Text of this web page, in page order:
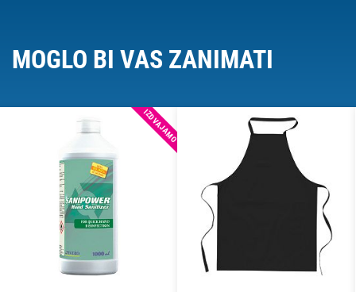
MOGLO BI VAS ZANIMATI
IZDVAJAMO